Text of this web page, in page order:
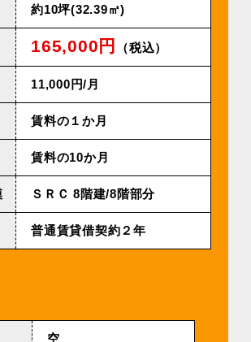
約10坪(32.39㎡)
165,000円 （税込）
11,000円/⽉
賃料の１か月
賃料の10か月
ＳＲＣ 8階建/8階部分
普通賃貸借契約２年
空